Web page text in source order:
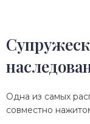
Одна из самых
совместно